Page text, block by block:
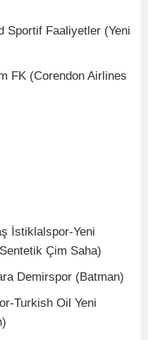
Sportif Faaliyetler (Yeni
FK (Corendon Airlines
İstiklalspor-Yeni
Çim Saha)
Demirspor (Batman)
Turkish Oil Yeni